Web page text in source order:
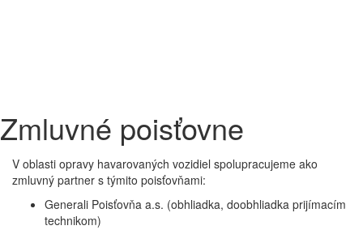
Zmluvné poisťovne
V oblasti opravy havarovaných vozidiel spolupracujeme ako
zmluvný partner s týmito poisťovňami:
Generali Poisťovňa a.s. (obhliadka, doobhliadka prijímacím
technikom)